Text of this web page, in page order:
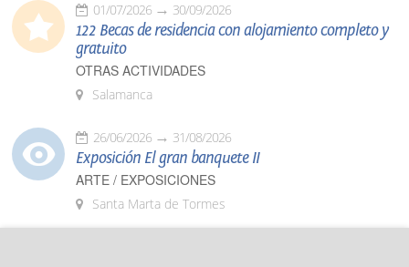
01/07/2026 30/09/2026
122 Becas de residencia con alojamiento completo y
gratuito
OTRAS ACTIVIDADES
Salamanca
26/06/2026 31/08/2026
Exposición El gran banquete II
ARTE / EXPOSICIONES
Santa Marta de Tormes